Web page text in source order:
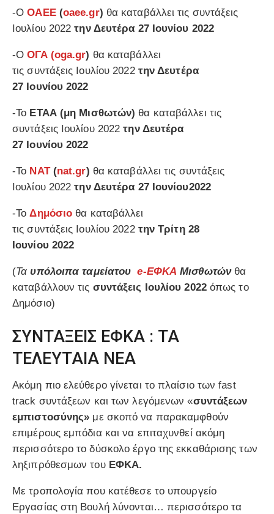
-ΟΟΑΕΕ (oaee.gr) θα καταβάλλει τις συντάξεις
Ιουλίου 2022την Δευτέρα 27 Ιουνίου 2022
-ΟΟΓΑ (oga.gr) θα καταβάλλει
τις συντάξεις Ιουλίου 2022την Δευτέρα
27 Ιουνίου 2022
-Το ΕΤΑΑ (μη Μισθωτών) θα καταβάλλει τις
συντάξεις Ιουλίου 2022 την Δευτέρα
27 Ιουνίου 2022
-Το ΝΑΤ (nat.gr) θα καταβάλλει τις συντάξεις
Ιουλίου 2022 την Δευτέρα 27 Ιουνίου2022
-ΤοΔημόσιο θα καταβάλλει
τις συντάξεις Ιουλίου 2022 την Τρίτη 28
Ιουνίου 2022
(Τα υπόλοιπα ταμείατουe-ΕΦΚΑ Μισθωτώνθα
καταβάλλουν τις συντάξεις Ιουλίου 2022 όπως το
Δημόσιο)
ΣΥΝΤΑΞΕΙΣ ΕΦΚΑ : ΤΑ
ΤΕΛΕΥΤΑΙΑ ΝΕΑ
Ακόμη πιο ελεύθερο γίνεται το πλαίσιο των fast
track συντάξεων και των λεγόμενων «συντάξεων
εμπιστοσύνης» με σκοπό να παρακαμφθούν
επιμέρους εμπόδια και να επιταχυνθεί ακόμη
περισσότερο το δύσκολο έργο της εκκαθάρισης των
ληξιπρόθεσμων του ΕΦΚΑ.
Με τροπολογία που κατέθεσε το υπουργείο
Εργασίας στη Βουλή λύνονται… περισσότερο τα